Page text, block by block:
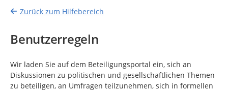
Zurück zum Hilfebereich
Benutzerregeln
Wir laden Sie auf dem Beteiligungsportal ein, sich an
Diskussionen zu politischen und gesellschaftlichen Themen
zu beteiligen, an Umfragen teilzunehmen, sich in formellen